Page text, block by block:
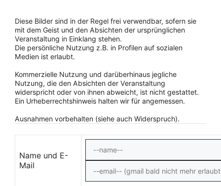
Diese Bilder sind in der Regel frei verwendbar, sofern sie
mit dem Geist und den Absichten der ursprünglichen
Veranstaltung in Einklang stehen.
Die persönliche Nutzung z.B. in Profilen auf sozialen
Medien ist erlaubt.
Kommerzielle Nutzung und darüberhinaus jegliche
Nutzung, die den Absichten der Veranstaltung
widerspricht oder von ihnen abweicht, ist nicht gestattet.
Ein Urheberrechtshinweis halten wir für angemessen.
Ausnahmen vorbehalten (siehe auch Widerspruch).
Name und E-
Mail